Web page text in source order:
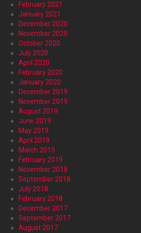
February 2021
January 2021
December 2020
November 2020
October 2020
July 2020
April 2020
February 2020
January 2020
December 2019
November 2019
August 2019
June 2019
May 2019
April 2019
March 2019
February 2019
November 2018
September 2018
July 2018
February 2018
December 2017
September 2017
August 2017